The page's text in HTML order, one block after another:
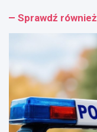
r
a
z
u
a
p
r
ó
Sprawdź również